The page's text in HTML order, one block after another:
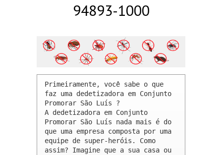
94893-1000
Primeiramente, você sabe o que
faz uma dedetizadora em Conjunto
Promorar São Luís ?
A dedetizadora em Conjunto
Promorar São Luís nada mais é do
que uma empresa composta por uma
equipe de super-heróis. Como
assim? Imagine que a sua casa ou